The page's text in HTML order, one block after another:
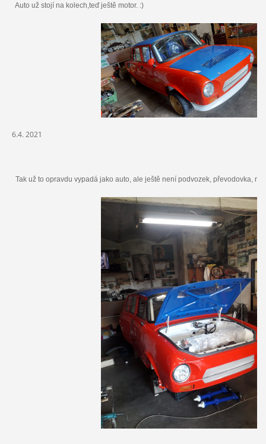
Auto už stojí na kolech,teď ještě motor. :)
6.4. 2021
Tak už to opravdu vypadá jako auto, ale ještě není podvozek, převodovka,